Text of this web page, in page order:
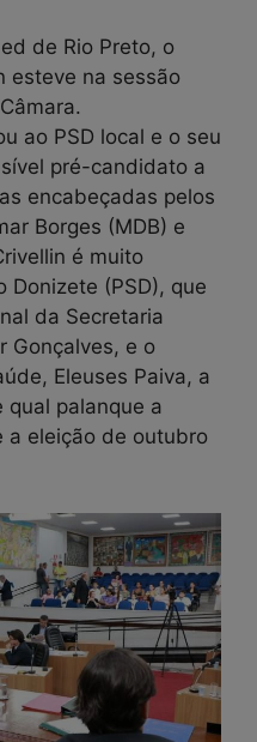
de Rio Preto, o
esteve na sessão
ao PSD local e o seu
pré-candidato a
encabeçadas pelos
Borges (MDB) e
é muito
Donizete (PSD), que
da Secretaria
Gonçalves, e o
Eleuses Paiva, a
palanque a
a eleição de outubro